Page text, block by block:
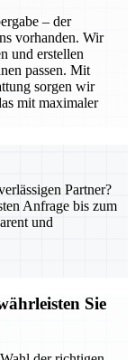
– der
vorhanden. Wir
und erstellen
passen. Mit
sorgen wir
mit maximaler
Partner?
Anfrage bis zum
und
Sie